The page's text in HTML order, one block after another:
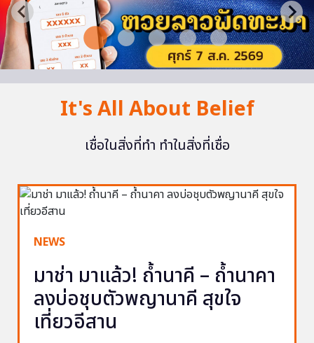
It's All About Belief
เชื่อในสิ่งที่ทำ ทำในสิ่งที่เชื่อ
NEWS
มาช่า มาแล้ว! ถ้ำนาคี – ถ้ำนาคา
ลงบ่อชุบตัวพญานาคี สุขใจ
เที่ยวอีสาน